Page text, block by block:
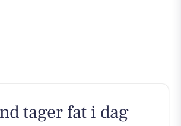
tager fat i dag